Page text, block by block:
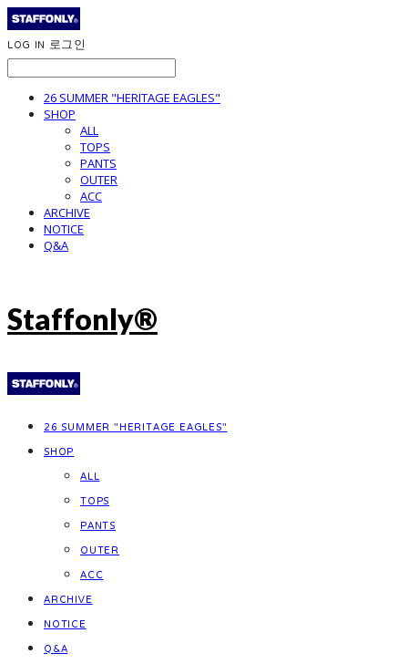
LOG IN 로그인
26 SUMMER "HERITAGE EAGLES"
SHOP
ALL
TOPS
PANTS
OUTER
ACC
ARCHIVE
NOTICE
Q&A
Staffonly®
26 SUMMER "HERITAGE EAGLES"
SHOP
ALL
TOPS
PANTS
OUTER
ACC
ARCHIVE
NOTICE
Q&A